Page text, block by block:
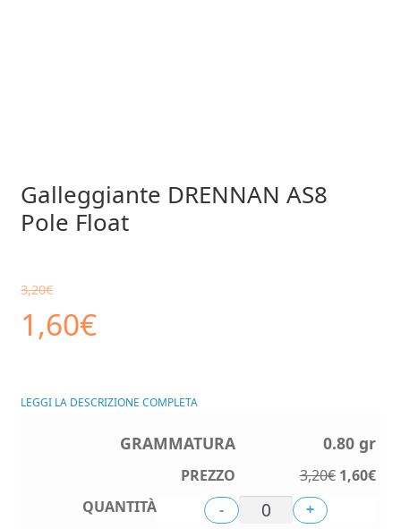
Galleggiante DRENNAN AS8
Pole Float
3,20€
Il
originale
3,20€.
1,60€Il
attuale
1,60€.
LEGGI LA DESCRIZIONE COMPLETA
0.80 gr
3,20€ Il
1,60€Il
- +